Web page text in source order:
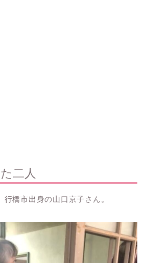
二人
橋市出身の山口京子さん。